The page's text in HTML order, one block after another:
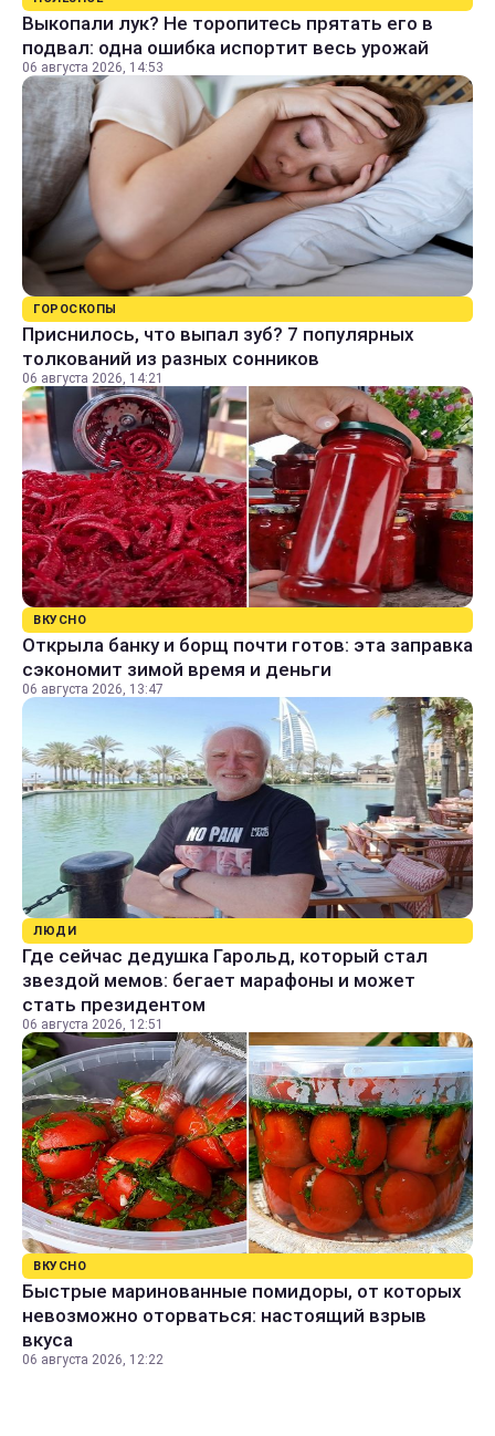
Выкопали лук? Не торопитесь прятать его в
подвал: одна ошибка испортит весь урожай
06 августа 2026, 14:53
ГОРОСКОПЫ
Приснилось, что выпал зуб? 7 популярных
толкований из разных сонников
06 августа 2026, 14:21
ВКУСНО
Открыла банку и борщ почти готов: эта заправка
сэкономит зимой время и деньги
06 августа 2026, 13:47
ЛЮДИ
Где сейчас дедушка Гарольд, который стал
звездой мемов: бегает марафоны и может
стать президентом
06 августа 2026, 12:51
ВКУСНО
Быстрые маринованные помидоры, от которых
невозможно оторваться: настоящий взрыв
вкуса
06 августа 2026, 12:22